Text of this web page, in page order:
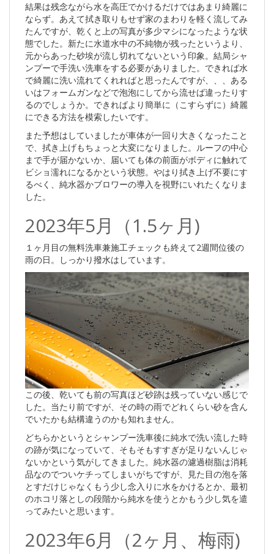
結果は残念ながら水を高圧でかけるだけではあまり綺麗に
ならず。あえて拭き取りもせず家のまわりを軽く流してみ
たんですが、乾くと上の写真が多少マシになったような状
態でした。新たに水道水中の不純物が残ったというより、
元からあった砂埃が流し切れてないという印象。結局シャ
ンプーで手洗い洗車をする必要がありました。できれば水
で綺麗に洗い流れてくれればと思ったんですが、、、ある
いはフォームガンなどで泡泡にしてから流せば違ったりす
るのでしょうか。できればより簡単に（こすらずに）綺麗
にできる方法を模索したいです。
また予想はしていましたが車体が一回り大きくなったこと
で、拭き上げもちょっと大変になりました。ルーフの中心
まで手が届かないか、届いても体の前面がボディに触れて
ビショ濡れになるかという状態。やはり拭き上げ不要にす
るべく、純水器かブロワーの導入を視野にいれたくなりま
した。
2023年5月（1.5ヶ月)
１ヶ月目の無料洗車兼施工チェックも終えて2週間位後の
雨の日。しっかり撥水はしています。
この後、乾いても前の写真ほど砂跡は残っていない感じで
した。当たり前ですが、その時の雨でどれくらい砂を含ん
でいたかも結構違うのかも知れません。
どちらかというとシャンプー洗車後に純水で洗い流した時
の跡が気になっていて、そもそもすすぎが足りないんじゃ
ないかという気がしてきました。純水器の濾過樹脂は消耗
品なのでついケチってしまいがちですが、見た目の泡を落
とすだけじゃなくもう少し念入りに水をかけるとか、最初
のホコリ落としの段階から純水を使うとかもう少し気を遣
ってみたいと思います。
2023年6月（2ヶ月、梅雨)